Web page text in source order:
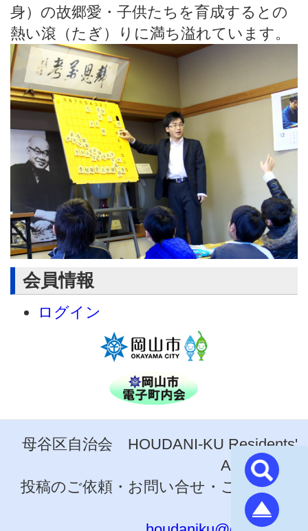
身）の故郷愛・子供たちを育成するとの
熱い滾（たぎ）りに満ち溢れています。
会員情報
ログイン
母谷区自治会 HOUDANI-KU Residents'
Association
投稿のご依頼・お問い合せ・ご意見は事
務局まで